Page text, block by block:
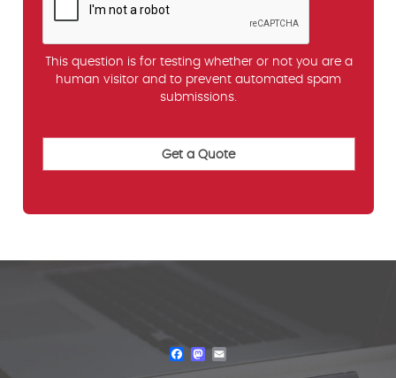
This question is for testing whether or not you are a
human visitor and to prevent automated spam
submissions.
Facebook
Mastodon